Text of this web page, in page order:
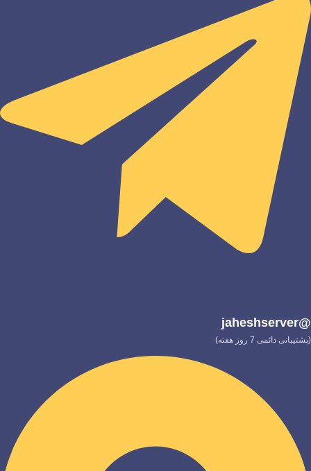
@jaheshserver
(پشتیبانی دائمی 7 روز هفته)